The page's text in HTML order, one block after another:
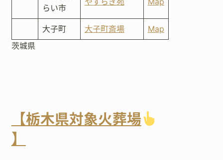
らい市
大子町 大子町斎場
Map
茨城県
【栃木県対象火葬場
】